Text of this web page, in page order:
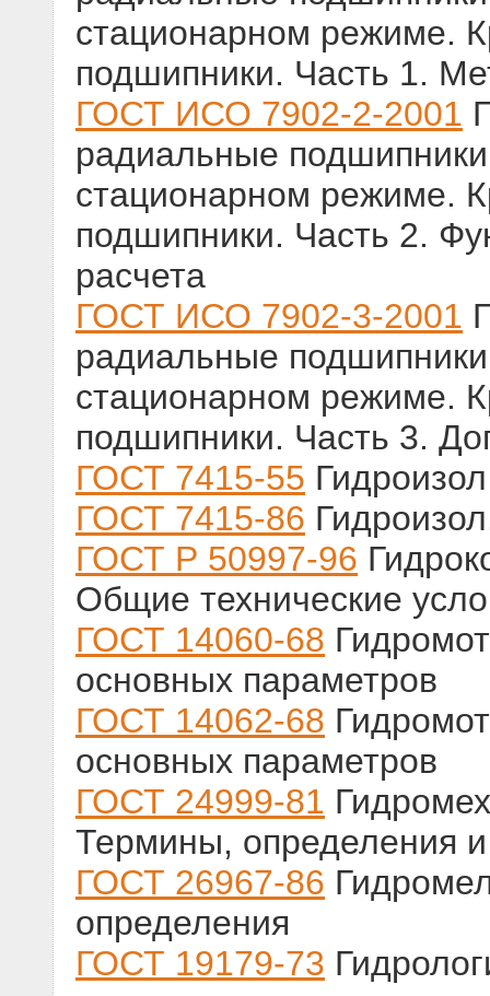
стационарном режиме.
подшипники. Часть 1.
ГОСТ ИСО 7902-2-2001
радиальные
стационарном режиме.
подшипники. Часть 2.
расчета
ГОСТ ИСО 7902-3-2001
радиальные
стационарном режиме.
подшипники. Часть 3.
ГОСТ 7415-55 Гидроизол
ГОСТ 7415-86
ГОСТ Р 50997-96
Общие технические
ГОСТ 14060-68
основных параметров
ГОСТ 14062-68
основных параметров
ГОСТ 24999-81
Термины, определения
ГОСТ 26967-86
определения
ГОСТ 19179-73